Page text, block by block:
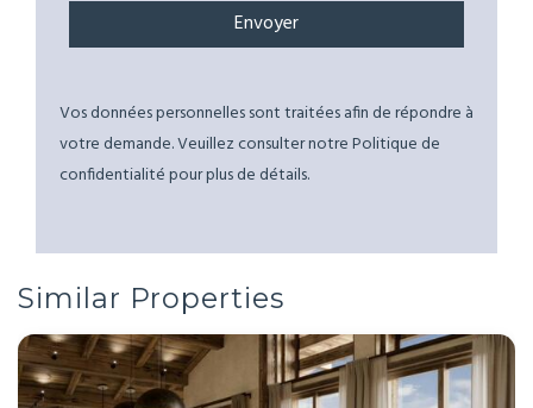
Vos données personnelles sont traitées afin de répondre à
votre demande. Veuillez consulter notre Politique de
confidentialité pour plus de détails.
Similar Properties